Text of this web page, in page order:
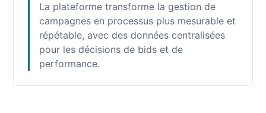
La plateforme transforme la gestion de
campagnes en processus plus mesurable et
répétable, avec des données centralisées
pour les décisions de bids et de
performance.